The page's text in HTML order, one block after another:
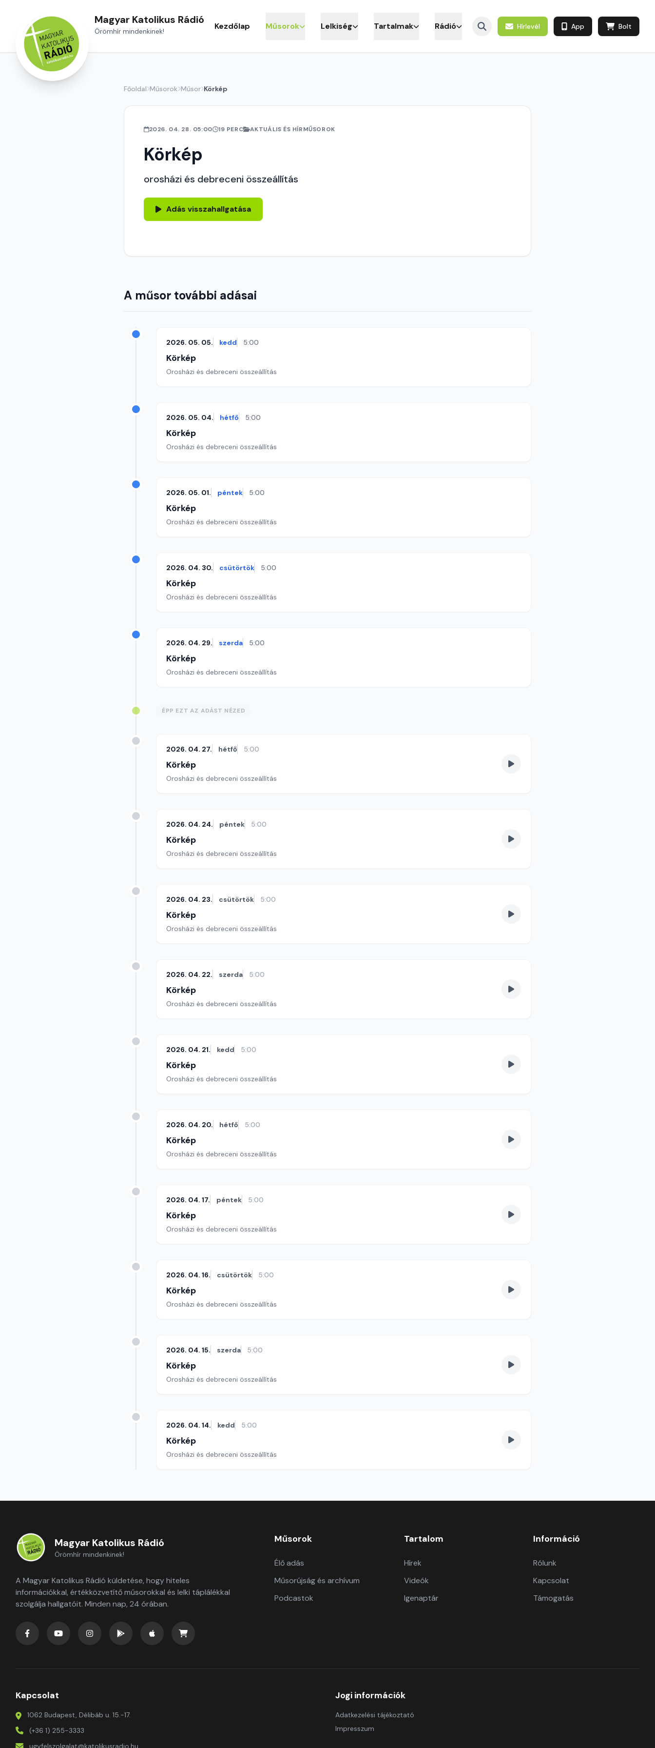
Magyar Katolikus Rádió
Örömhír mindenkinek! Kezdőlap Műsorok Lelkiség Tartalmak Rádió Hírlevél App Bolt
Főoldal Műsorok Műsor Körkép
2026. 04. 28. 05:00 19 PERC AKTUÁLIS ÉS HÍRMŰSOROK
Körkép
orosházi és debreceni összeállítás
Adás visszahallgatása
A műsor további adásai
2026. 05. 05. kedd 5:00
Körkép
Orosházi és debreceni összeállítás
2026. 05. 04. hétfő 5:00
Körkép
Orosházi és debreceni összeállítás
2026. 05. 01. péntek 5:00
Körkép
Orosházi és debreceni összeállítás
2026. 04. 30. csütörtök 5:00
Körkép
Orosházi és debreceni összeállítás
2026. 04. 29. szerda 5:00
Körkép
Orosházi és debreceni összeállítás
ÉPP EZT AZ ADÁST NÉZED
2026. 04. 27. hétfő 5:00
Körkép
Orosházi és debreceni összeállítás
2026. 04. 24. péntek 5:00
Körkép
Orosházi és debreceni összeállítás
2026. 04. 23. csütörtök 5:00
Körkép
Orosházi és debreceni összeállítás
2026. 04. 22. szerda 5:00
Körkép
Orosházi és debreceni összeállítás
2026. 04. 21. kedd 5:00
Körkép
Orosházi és debreceni összeállítás
2026. 04. 20. hétfő 5:00
Körkép
Orosházi és debreceni összeállítás
2026. 04. 17. péntek 5:00
Körkép
Orosházi és debreceni összeállítás
2026. 04. 16. csütörtök 5:00
Körkép
Orosházi és debreceni összeállítás
2026. 04. 15. szerda 5:00
Körkép
Orosházi és debreceni összeállítás
2026. 04. 14. kedd 5:00
Körkép
Orosházi és debreceni összeállítás
Magyar Katolikus Rádió
Örömhír mindenkinek!
A Magyar Katolikus Rádió küldetése, hogy hiteles
információkkal, értékközvetítő műsorokkal és lelki táplálékkal
szolgálja hallgatóit. Minden nap, 24 órában.
Műsorok
Élő adás
Műsorújság és archívum
Podcastok
Tartalom
Hírek
Videók
Igenaptár
Információ
Rólunk
Kapcsolat
Támogatás
Kapcsolat
1062 Budapest, Délibáb u. 15.-17.
(+36 1) 255-3333
ugyfelszolgalat@katolikusradio.hu
Jogi információk
Adatkezelési tájékoztató
Impresszum